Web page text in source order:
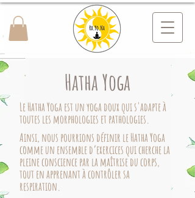
Hatha Yoga
Le Hatha Yoga est un yoga doux qui s'adapte à
toutes les morphologies et pathologies.
Ainsi, nous pourrions définir le Hatha Yoga
comme un ensemble d’exercices qui cherche la
pleine conscience par la maîtrise du corps,
tout en apprenant à contrôler sa
respiration.